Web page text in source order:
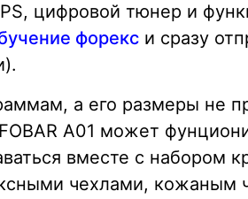
цифровой тюнер и
форекс и сразу
а его размеры не
A01 может
вместе с набором
чехлами,